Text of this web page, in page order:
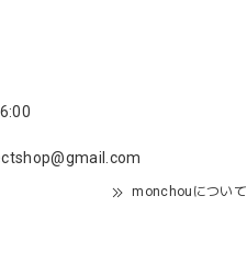
monchouについて